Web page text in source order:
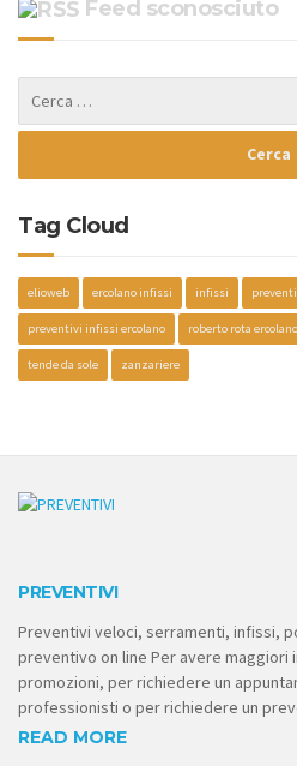
Feed sconosciuto
Tag Cloud
elioweb ercolano infissi infissi
preventivi infissi ercolano roberto rota ercolano
tende da sole zanzariere
PREVENTIVI
Preventivi veloci, serramenti, infissi,
preventivo on line Per avere maggiori
promozioni, per richiedere un
professionisti o per richiedere un
READ MORE